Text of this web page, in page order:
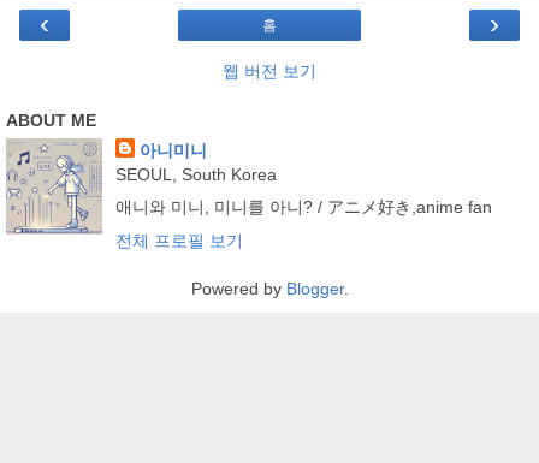
‹ ›
홈
웹 버전 보기
ABOUT ME
아니미니
SEOUL, South Korea
애니와 미니, 미니를 아니? / アニメ好き,anime fan
전체 프로필 보기
Powered by Blogger.